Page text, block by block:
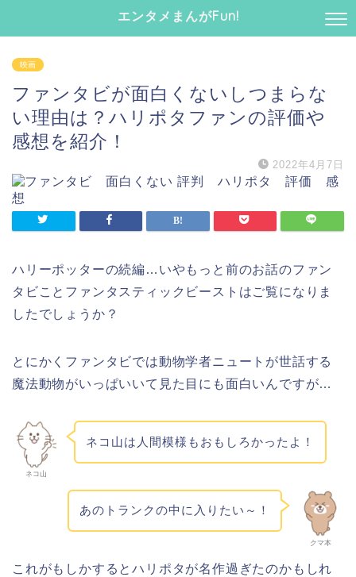
エンタメまんがFun!
映画
ファンタビが面白くないしつまらな
い理由は？ハリポタファンの評価や
感想を紹介！
2022年4月7日
ハリーポッターの続編…いやもっと前のお話のファン
タビことファンタスティックビーストはご覧になりま
したでしょうか？
とにかくファンタビでは動物学者ニュートが世話する
魔法動物がいっぱいいて見た目にも面白いんですが…
ネコ山
ネコ山は人間模様もおもしろかったよ！
クマ本
あのトランクの中に入りたい～！
これがもしかするとハリポタが名作過ぎたのかもしれ